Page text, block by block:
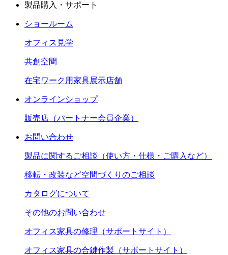
製品購入・サポート
ショールーム
オフィス見学
共創空間
在宅ワーク用家具展示店舗
オンラインショップ
販売店（パートナー会員企業）
お問い合わせ
製品に関するご相談（使い方・仕様・ご購入など）
移転・改装など空間づくりのご相談
カタログについて
その他のお問い合わせ
オフィス家具の修理（サポートサイト）
オフィス家具の合鍵作製（サポートサイト）